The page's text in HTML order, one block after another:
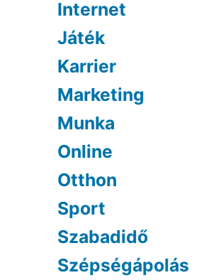
Internet
Játék
Karrier
Marketing
Munka
Online
Otthon
Sport
Szabadidő
Szépségápolás